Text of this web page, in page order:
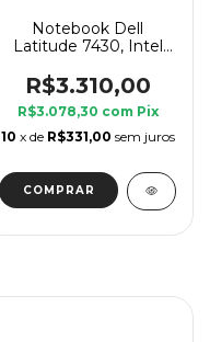
Notebook Dell
Latitude 7430, Intel
GB Ram, SSD 240 GB
R$3.310,00
R$3.078,30 com Pix
10 x de R$331,00 sem juros